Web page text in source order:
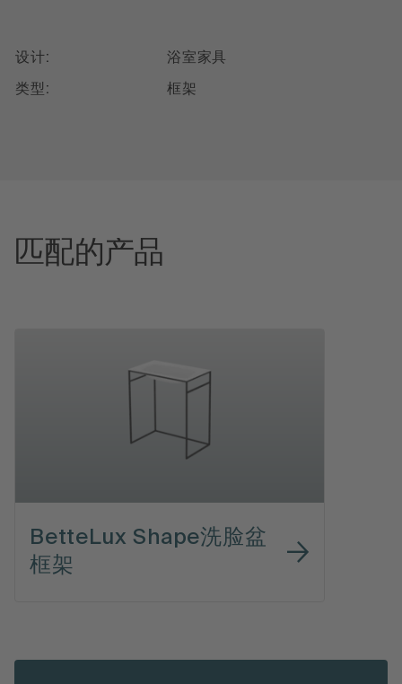
设计: 浴室家具
类型: 框架
匹配的产品
BetteLux Shape洗脸盆
框架